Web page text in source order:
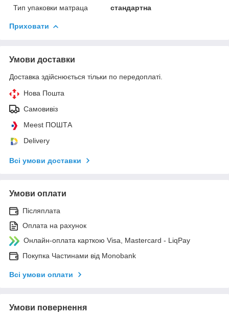
Тип упаковки матраца стандартна
Приховати
Умови доставки
Доставка здійснюється тільки по передоплаті.
Нова Пошта
Самовивіз
Meest ПОШТА
Delivery
Всі умови доставки
Умови оплати
Післяплата
Оплата на рахунок
Онлайн-оплата карткою Visa, Mastercard - LiqPay
Покупка Частинами від Monobank
Всі умови оплати
Умови повернення